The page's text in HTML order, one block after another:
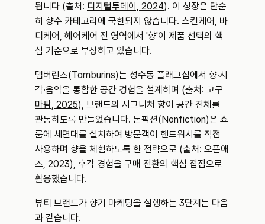
됩니다 (출처: 디지털투데이, 2024). 이 성장은 단순
히 향수 카테고리에 국한되지 않습니다. 스킨케어, 바
디케어, 헤어케어 전 영역에서 '향'이 제품 선택의 핵
심 기준으로 부상하고 있습니다.
탬버린즈(Tamburins)는 성수동 플래그십에서 향·시
각·음악을 통합한 공간 경험을 설계하며 (출처: 고구
마팜, 2025), 브랜드의 시그니처 향이 공간 전체를
관통하도록 만들었습니다. 논픽션(Nonfiction)은 쇼
룸에 세면대를 설치하여 방문객이 핸드워시를 직접
사용하며 향을 체험하도록 한 전략으로 (출처: 오픈애
즈, 2023), 후각 경험을 구매 전환의 핵심 접점으로
활용했습니다.
뷰티 브랜드가 향기 마케팅을 실행하는 3단계는 다음
과 같습니다.